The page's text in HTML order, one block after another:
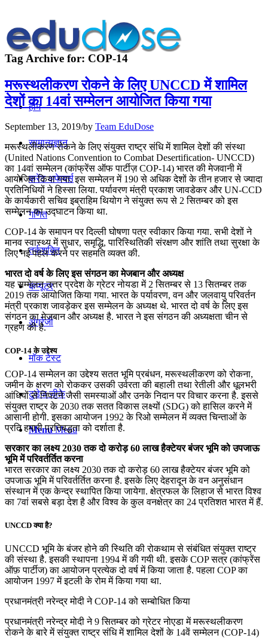
होम
सामान्यज्ञान
करेंट अफेयर्स
गणित
तर्कशक्ति
कंप्यूटर
अंग्रेजी
मॉक टेस्ट
टुडेज जीके
Menu Menu
Tag Archive for: COP-14
मरूस्‍थलीकरण रोकने के लिए UNCCD में शामिल
देशों का 14वां सम्‍मेलन आयोजित किया गया
September 13, 2019/by Team EduDose
मरूस्‍थलीकरण रोकने के लिए संयुक्‍त राष्‍ट्र संधि में शामिल देशों की संस्था
(United Nations Convention to Combat Desertification- UNCCD)
का 14वां सम्‍मेलन (कांफ्रेंस ऑफ पार्टीज़ COP-14) भारत की मेजवानी में
आयोजित किया गया. इस सम्मेलन में 190 से अधिक देशों के तीन हजार से ज्‍यादा
प्रतिनिधियों ने हिस्सा लिया. पर्यावरण मंत्री प्रकाश जावडेकर और UN-CCD
के कार्यकारी सचिव इब्राहिम थियोग ने संयुक्‍त रूप से 2 सितम्बर को इस
सम्‍मेलन का उद्घाटन किया था.
COP-14 के समापन पर दिल्‍ली घोषणा पत्र स्‍वीकार किया गया. सभी देशों ने
मानव स्‍वास्‍थ्‍य में सुधार, समृद्धि, पारिस्थितिकी संरक्षण और शांति तथा सुरक्षा के
लिए नई पहल करने पर सहमति व्‍यक्‍त की.
भारत दो वर्ष के लिए इस संगठन का मेजबान और अध्‍यक्ष
यह सम्मेलन उत्तर प्रदेश के ग्रेटर नोयडा में 2 सितम्बर से 13 सितम्बर तक
2019 तक आयोजित किया गया. भारत के पर्यावरण, वन और जलवायु परिवर्तन
मंत्री प्रकाश जावड़ेकर इस सम्मेलन के अध्यक्ष थे. भारत दो वर्ष के लिए इस
संगठन का मेजबान और अध्‍यक्ष है. भारत ने इस संगठन की अध्यक्षता चीन से
ग्रहण की है.
COP-14 के उद्देश्य
COP-14 सम्‍मेलन का उद्देश्‍य सतत भूमि प्रबंधन, मरूस्‍थलीकरण को रोकना,
जमीन के क्षरण को रोककर उसकी उर्वरता की बहाली तथा रेतीली और धूलभरी
आंधियों से निपटने जैसी समस्‍याओं और उनके निदान पर विचार करना है. इससे
संयुक्‍त राष्‍ट्र के 2030 तक सतत विकास लक्ष्‍यों (SDG) को हासिल करने में
आसानी होगी. इसका आयोजन 1992 के रिओ सम्‍मेलन में व्‍यक्‍त चिन्‍ताओं के
प्रति हमारी प्रतिबद्धता को दर्शाता है.
सरकार का लक्ष्‍य 2030 तक दो करोड़ 60 लाख हैक्‍टेयर बंजर भूमि को उपजाऊ
भूमि में परिवर्तर्तित करना
भारत सरकार का लक्ष्‍य 2030 तक दो करोड़ 60 लाख हैक्‍टेयर बंजर भूमि को
उपजाऊ भूमि में परिवर्तर्तित करना है. इसके लिए देहरादून के वन अनुसंधान
संस्‍थान में एक केन्‍द्र स्‍थापित किया जायेगा. क्षेत्रफल के लिहाज से भारत विश्‍व
का 7वां सबसे बड़ा देश है और विश्‍व के कुल वनक्षेत्र का 24 प्रतिशत भारत में हैं.
UNCCD क्या है?
UNCCD भूमि के बंजर होने की स्थिति की रोकथाम से संबंधित संयुक्त राष्ट्र
की संस्था है. इसकी स्थापना 1994 में की गयी थी. इसके COP सत्र (कांफ्रेंस
ऑफ़ पार्टीज) का आयोजन प्रत्येक दो वर्ष में किया जाता है. पहला COP का
आयोजन 1997 में इटली के रोम में किया गया था.
प्रधानमंत्री नरेन्‍द्र मोदी ने COP-14 को सम्‍बोधित किया
प्रधानमंत्री नरेन्‍द्र मोदी ने 9 सितम्बर को ग्रेटर नोएडा में मरूस्‍थलीकरण
रोकने के बारे में संयुक्‍त राष्‍ट्र संधि में शामिल देशों के 14वें सम्‍मेलन (COP-14)